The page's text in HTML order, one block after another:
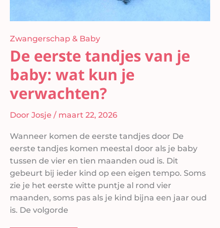
Zwangerschap & Baby
De eerste tandjes van je
baby: wat kun je
verwachten?
Door Josje / maart 22, 2026
Wanneer komen de eerste tandjes door De
eerste tandjes komen meestal door als je baby
tussen de vier en tien maanden oud is. Dit
gebeurt bij ieder kind op een eigen tempo. Soms
zie je het eerste witte puntje al rond vier
maanden, soms pas als je kind bijna een jaar oud
is. De volgorde